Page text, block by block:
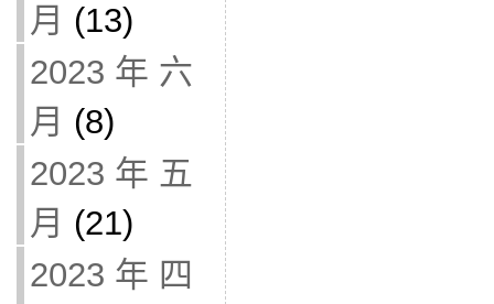
月 (13)
2023 年 六
月 (8)
2023 年 五
月 (21)
2023 年 四